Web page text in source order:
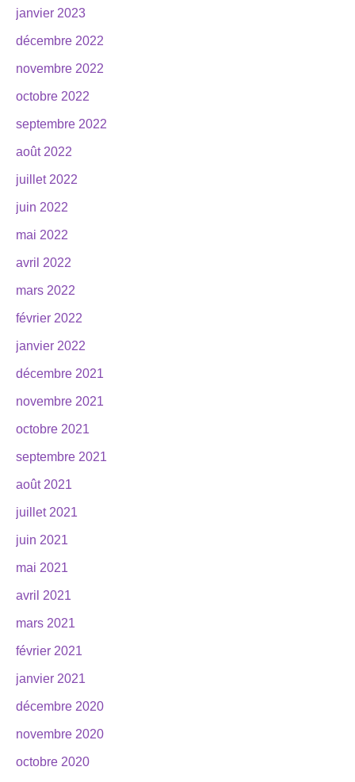
janvier 2023
décembre 2022
novembre 2022
octobre 2022
septembre 2022
août 2022
juillet 2022
juin 2022
mai 2022
avril 2022
mars 2022
février 2022
janvier 2022
décembre 2021
novembre 2021
octobre 2021
septembre 2021
août 2021
juillet 2021
juin 2021
mai 2021
avril 2021
mars 2021
février 2021
janvier 2021
décembre 2020
novembre 2020
octobre 2020